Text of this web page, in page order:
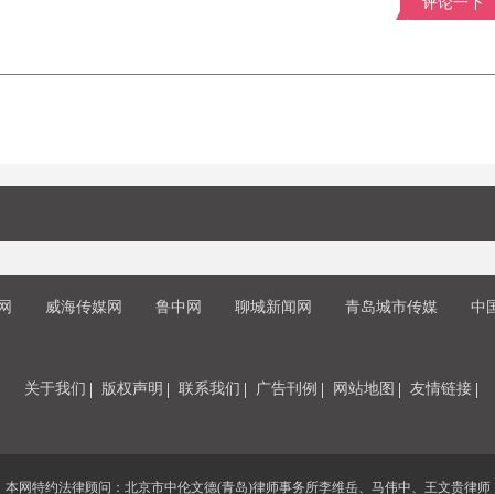
威海传媒网 鲁中网 聊城新闻网 青岛城市传媒 中
关于我们 版权声明 联系我们 广告刊例 网站地图 友情链接
本网特约法律顾问：北京市中伦文德(青岛)律师事务所李维岳、马伟中、王文贵律师